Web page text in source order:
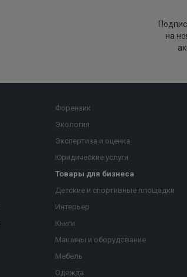
на
Форензик
Экология
Экспертиза и оценка
Юридические услуги
Товары для бизнеса
Детские и спортивные площадки
Интерьер
Книги
Машины и оборудование
Мебель
Одежда